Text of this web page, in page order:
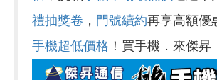
禮抽獎卷 ， 門號續約再享高額優
手機超低價格 ！買手機．來傑昇